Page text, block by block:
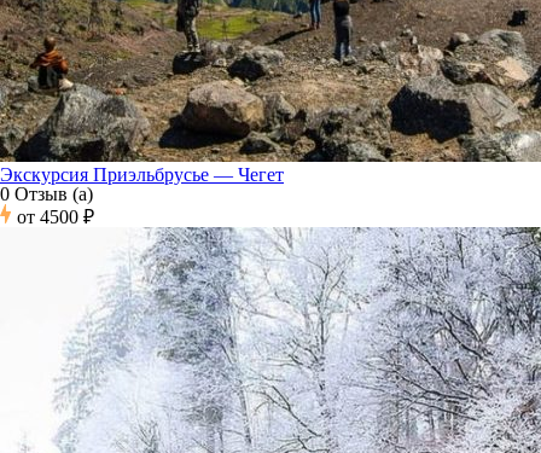
Экскурсия Приэльбрусье — Чегет
0 Отзыв (а)
от 4500 ₽